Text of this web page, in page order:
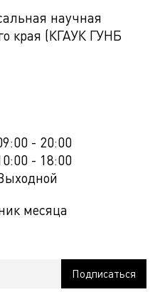
научная
края (КГАУК ГУНБ
- 20:00
- 18:00
месяца